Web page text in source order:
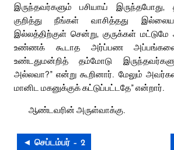
இருந்தவர்களும் பசியாய்
குறித்து நீங்கள் வாசித்தது
இல்லத்திற்குள் சென்று, குருக்கள்
உண்ணக் கூடாத அர்ப்பண
உண்டதுமன்றித் தம்மோடு
அல்லவா?” என்று கூறினார். மேலும்
மானிட மகனுக்குக் கட்டுப்பட்டதே” என்றார்.
ஆண்டவரின் அருள்வாக்கு.
◄ செப்டம்பர் – 2